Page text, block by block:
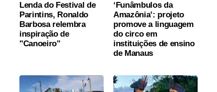
Lenda do Festival de
Parintins, Ronaldo
Barbosa relembra
inspiração de
"Canoeiro"
‘Funâmbulos da
Amazônia’: projeto
promove a linguagem
do circo em
instituições de ensino
de Manaus